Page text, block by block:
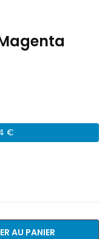
€
AU PANIER